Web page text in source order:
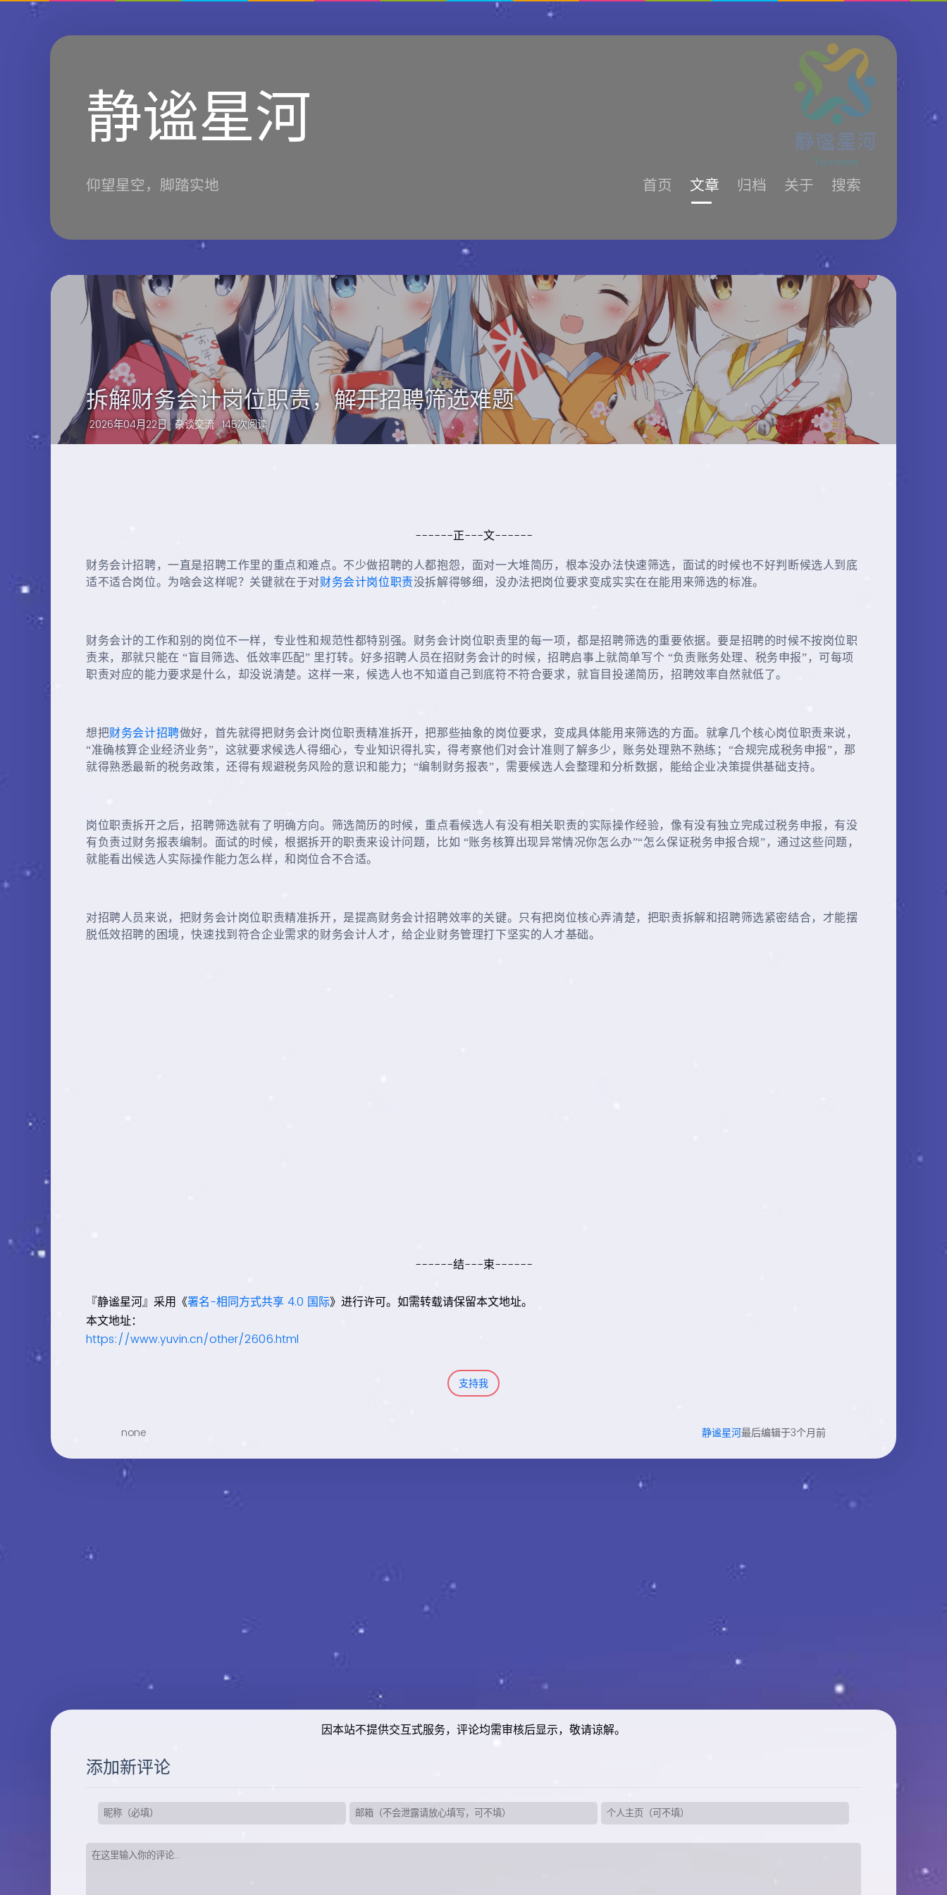
静谧星河
仰望星空，脚踏实地 首页 文章 归档 关于 搜索
拆解财务会计岗位职责，解开招聘筛选难题
2026年04月22日 ·杂谈交流· 145次阅读
------正---文------
财务会计招聘，一直是招聘工作里的重点和难点。不少做招聘的人都抱怨，面对一大堆简历，根本没办法快速筛选，面试的时候也不好判断候选人到底
适不适合岗位。为啥会这样呢？关键就在于对财务会计岗位职责没拆解得够细，没办法把岗位要求变成实实在在能用来筛选的标准。
财务会计的工作和别的岗位不一样，专业性和规范性都特别强。财务会计岗位职责里的每一项，都是招聘筛选的重要依据。要是招聘的时候不按岗位职
责来，那就只能在 “盲目筛选、低效率匹配” 里打转。好多招聘人员在招财务会计的时候，招聘启事上就简单写个 “负责账务处理、税务申报”，可每项
职责对应的能力要求是什么，却没说清楚。这样一来，候选人也不知道自己到底符不符合要求，就盲目投递简历，招聘效率自然就低了。
想把财务会计招聘做好，首先就得把财务会计岗位职责精准拆开，把那些抽象的岗位要求，变成具体能用来筛选的方面。就拿几个核心岗位职责来说，
“准确核算企业经济业务”，这就要求候选人得细心，专业知识得扎实，得考察他们对会计准则了解多少，账务处理熟不熟练；“合规完成税务申报”，那
就得熟悉最新的税务政策，还得有规避税务风险的意识和能力；“编制财务报表”，需要候选人会整理和分析数据，能给企业决策提供基础支持。
岗位职责拆开之后，招聘筛选就有了明确方向。筛选简历的时候，重点看候选人有没有相关职责的实际操作经验，像有没有独立完成过税务申报，有没
有负责过财务报表编制。面试的时候，根据拆开的职责来设计问题，比如 “账务核算出现异常情况你怎么办”“怎么保证税务申报合规”，通过这些问题，
就能看出候选人实际操作能力怎么样，和岗位合不合适。
对招聘人员来说，把财务会计岗位职责精准拆开，是提高财务会计招聘效率的关键。只有把岗位核心弄清楚，把职责拆解和招聘筛选紧密结合，才能摆
脱低效招聘的困境，快速找到符合企业需求的财务会计人才，给企业财务管理打下坚实的人才基础。
------结---束------
『静谧星河』采用《署名-相同方式共享 4.0 国际》进行许可。如需转载请保留本文地址。
本文地址：
https://www.yuvin.cn/other/2606.html
支持我
none 静谧星河最后编辑于3个月前
因本站不提供交互式服务，评论均需审核后显示，敬请谅解。
添加新评论